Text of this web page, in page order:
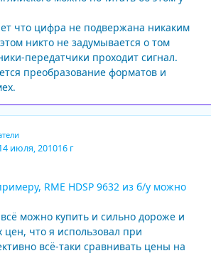
что цифра не подвержана никаким
никто не задумывается о том
передатчики проходит сигнал.
преобразование форматов и
июля, 201016 г
RME HDSP 9632 из б/у можно
можно купить и сильно дороже и
цен, что я использовал при
всё-таки сравнивать цены на